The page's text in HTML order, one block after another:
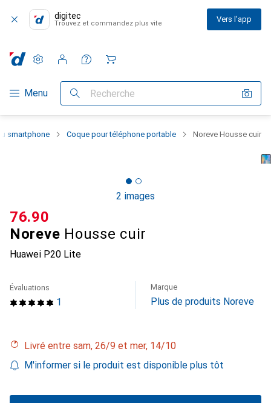
digitec
Trouvez et commandez plus vite Vers l'app
Navigation par catégorie
Menu Recherche
Paramètres
Compte client
Listes de comparaison
Listes d'envies
Panier
smartphone Coque pour téléphone portable Noreve Housse cuir
2 images
Noreve Housse cuir
Huawei P20 Lite
CHF
76.90
1
Évaluations Marque
Plus de produits Noreve
Livré entre sam, 26/9 et mer, 14/10
M'informer si le produit est disponible plus tôt